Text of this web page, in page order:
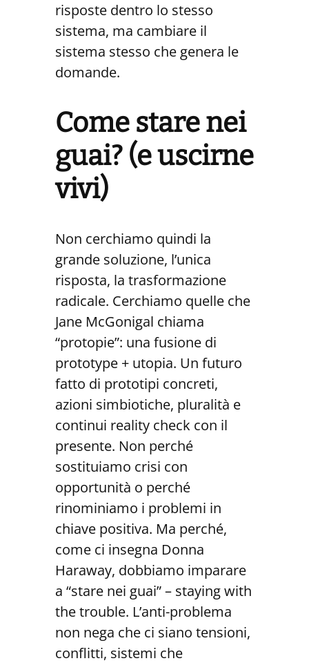
risposte dentro lo stesso
sistema, ma cambiare il
sistema stesso che genera le
domande.
Come stare nei
guai? (e uscirne
vivi)
Non cerchiamo quindi la
grande soluzione, l’unica
risposta, la trasformazione
radicale. Cerchiamo quelle che
Jane McGonigal chiama
“protopie”: una fusione di
prototype + utopia. Un futuro
fatto di prototipi concreti,
azioni simbiotiche, pluralità e
continui reality check con il
presente. Non perché
sostituiamo crisi con
opportunità o perché
rinominiamo i problemi in
chiave positiva. Ma perché,
come ci insegna Donna
Haraway, dobbiamo imparare
a “stare nei guai” – staying with
the trouble. L’anti-problema
non nega che ci siano tensioni,
conflitti, sistemi che